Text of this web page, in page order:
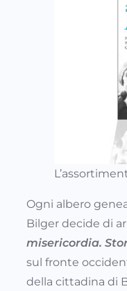
Ogni albero
Bilger decide di
misericordia.
sul fronte
della cittadina di